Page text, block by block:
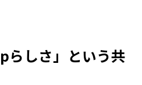
らしさ」という共